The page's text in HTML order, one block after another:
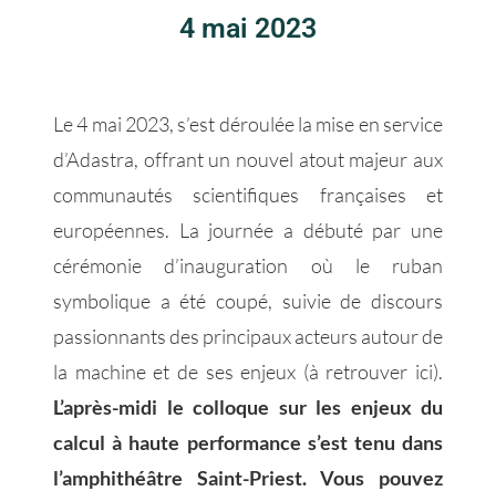
4 mai 2023
Le 4 mai 2023, s’est déroulée la mise en service
d’Adastra, offrant un nouvel atout majeur aux
communautés scientifiques françaises et
européennes. La journée a débuté par une
cérémonie d’inauguration où le ruban
symbolique a été coupé, suivie de discours
passionnants des principaux acteurs autour de
la machine et de ses enjeux (à retrouver ici).
L’après-midi le colloque sur les enjeux du
calcul à haute performance s’est tenu dans
l’amphithéâtre Saint-Priest. Vous pouvez